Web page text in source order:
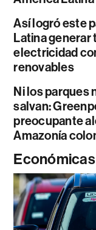
Así logró este
Latina generar
electricidad
renovables
Ni los parques
salvan:
preocupante
Amazonía